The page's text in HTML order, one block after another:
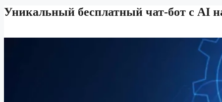
Уникальный бесплатный чат-бот с AI